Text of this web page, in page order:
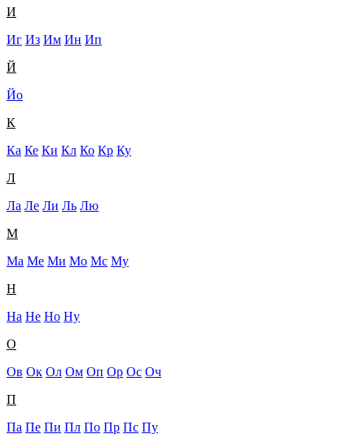
И
Иг Из Им Ин Ип
Й
Йо
К
Ка Ке Ки Кл Ко Кр Ку
Л
Ла Ле Ли Ль Лю
М
Ма Ме Ми Мо Мс Му
Н
На Не Но Ну
О
Ов Ок Ол Ом Оп Ор Ос Оч
П
Па Пе Пи Пл По Пр Пс Пу